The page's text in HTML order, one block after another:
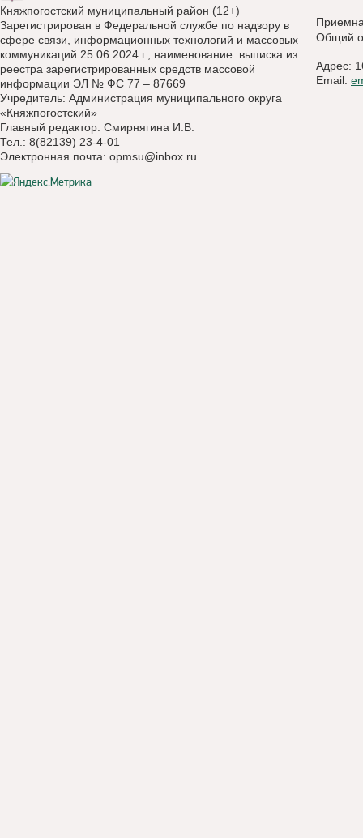
Княжпогостский муниципальный район (12+)
Зарегистрирован в Федеральной службе по надзору в
сфере связи, информационных технологий и массовых
коммуникаций 25.06.2024 г., наименование: выписка из
реестра зарегистрированных средств массовой
информации ЭЛ № ФС 77 – 87669
Учредитель: Администрация муниципального округа
«Княжпогостский»
Главный редактор: Смирнягина И.В.
Тел.: 8(82139) 23-4-01
Электронная почта: opmsu@inbox.ru
Общий
Адрес:
Email: